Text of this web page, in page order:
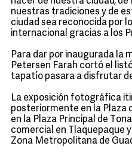
nuestras tradiciones y de
ciudad sea reconocida por
internacional gracias a los
Para dar por inaugurada la
Petersen Farah cortó el
tapatío pasara a disfrutar
La exposición fotográfica
posteriormente en la Plaza
en la Plaza Principal de
comercial en Tlaquepaque
Zona Metropolitana de